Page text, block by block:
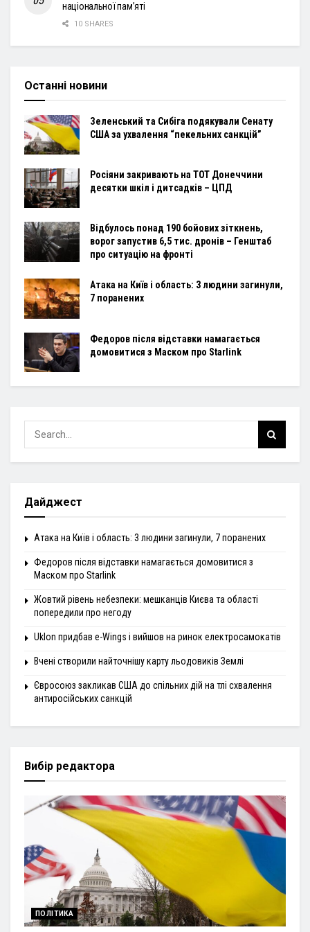
національної пам’яті
10 SHARES
Останні новини
Зеленський та Сибіга подякували Сенату
США за ухвалення “пекельних санкцій”
Росіяни закривають на ТОТ Донеччини
десятки шкіл і дитсадків – ЦПД
Відбулось понад 190 бойових зіткнень,
ворог запустив 6,5 тис. дронів – Генштаб
про ситуацію на фронті
Атака на Київ і область: 3 людини загинули,
7 поранених
Федоров після відставки намагається
домовитися з Маском про Starlink
Дайджест
Атака на Київ і область: 3 людини загинули, 7 поранених
Федоров після відставки намагається домовитися з
Маском про Starlink
Жовтий рівень небезпеки: мешканців Києва та області
попередили про негоду
Uklon придбав e-Wings і вийшов на ринок електросамокатів
Вчені створили найточнішу карту льодовиків Землі
Євросоюз закликав США до спільних дій на тлі схвалення
антиросійських санкцій
Вибір редактора
ПОЛІТИКА